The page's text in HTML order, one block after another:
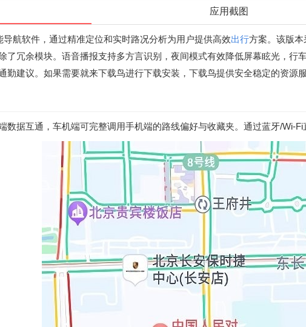
应用截图
航软件，通过精准定位和实时路况分析为用户提供高效出行方案。该版
了冗余模块。语音播报支持多方言识别，夜间模式有效降低屏幕眩光，
建议。如果需要就来下载鸟进行下载安装，下载鸟提供安全稳定的资源服
据互通，车机端可完整调用手机端的路线偏好与收藏夹。通过蓝牙/Wi-